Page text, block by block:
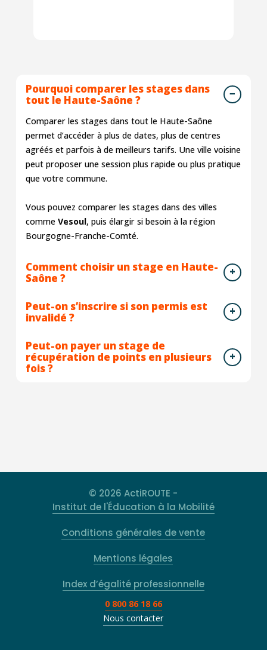
Pourquoi comparer les stages dans
tout le Haute-Saône ?
Comparer les stages dans tout le Haute-Saône
permet d’accéder à plus de dates, plus de centres
agréés et parfois à de meilleurs tarifs. Une ville voisine
peut proposer une session plus rapide ou plus pratique
que votre commune.
Vous pouvez comparer les stages dans des villes
comme Vesoul, puis élargir si besoin à la région
Bourgogne-Franche-Comté.
Comment choisir un stage en Haute-
Saône ?
Peut-on s’inscrire si son permis est
invalidé ?
Peut-on payer un stage de
récupération de points en plusieurs
fois ?
© 2026 ActiROUTE -
Institut de l'Éducation à la Mobilité
Conditions générales de vente
Mentions légales
Index d’égalité professionnelle
0 800 86 18 66
Nous contacter